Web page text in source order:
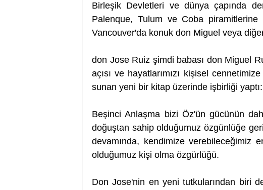
Birleşik Devletleri ve dünya çapında
Palenque, Tulum ve Coba
Vancouver'da konuk don Miguel veya
don Jose Ruiz şimdi babası don Miguel
açısı ve hayatlarımızı kişisel
sunan yeni bir kitap üzerinde işbirliği
Beşinci Anlaşma bizi Öz'ün gücünün
doğuştan sahip olduğumuz özgünlüğe
devamında, kendimize verebileceğimiz
olduğumuz kişi olma özgürlüğü.
Don Jose'nin en yeni tutkularından biri